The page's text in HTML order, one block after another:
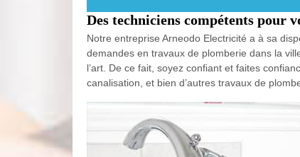
Des techniciens compétents pour
Notre entreprise Arneodo Electricité a à sa
demandes en travaux de plomberie dans la
l’art. De ce fait, soyez confiant et faites
canalisation, et bien d’autres travaux de